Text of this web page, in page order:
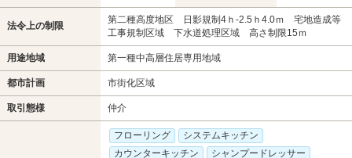
法令上の制限
第二種高度地区 日影規制4ｈ-2.5ｈ4.0ｍ 宅地造成等
工事規制区域 下水道処理区域 高さ制限15ｍ
用途地域 第一種中高層住居専用地域
都市計画 市街化区域
取引態様 仲介
フローリング
システムキッチン
カウンターキッチン
シャンプードレッサー